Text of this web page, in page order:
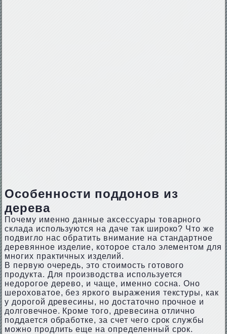
Особенности поддонов из
дерева
Почему именно данные аксессуары товарного
склада используются на даче так широко? Что же
подвигло нас обратить внимание на стандартное
деревянное изделие, которое стало элементом для
многих практичных изделий.
В первую очередь, это стоимость готового
продукта. Для производства используется
недорогое дерево, и чаще, именно сосна. Оно
шероховатое, без яркого выражения текстуры, как
у дорогой древесины, но достаточно прочное и
долговечное. Кроме того, древесина отлично
поддается обработке, за счет чего срок службы
можно продлить еще на определенный срок.